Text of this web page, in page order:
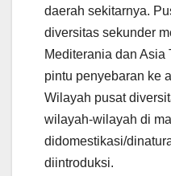
daerah sekitarnya.
diversitas sekunder
Mediterania dan Asia
pintu penyebaran ke
Wilayah pusat
wilayah-wilayah di
didomestikasi/
diintroduksi.